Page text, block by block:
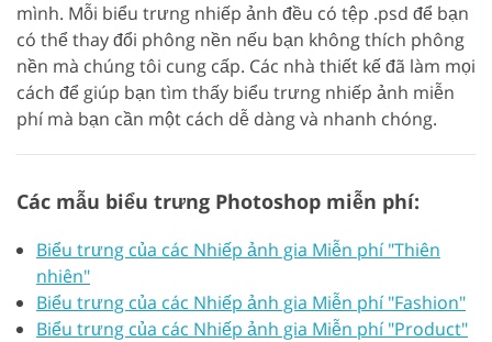
mình. Mỗi biểu trưng nhiếp ảnh đều có tệp .psd để bạn
có thể thay đổi phông nền nếu bạn không thích phông
nền mà chúng tôi cung cấp. Các nhà thiết kế đã làm mọi
cách để giúp bạn tìm thấy biểu trưng nhiếp ảnh miễn
phí mà bạn cần một cách dễ dàng và nhanh chóng.
Các mẫu biểu trưng Photoshop miễn phí:
Biểu trưng của các Nhiếp ảnh gia Miễn phí "Thiên
nhiên"
Biểu trưng của các Nhiếp ảnh gia Miễn phí "Fashion"
Biểu trưng của các Nhiếp ảnh gia Miễn phí "Product"